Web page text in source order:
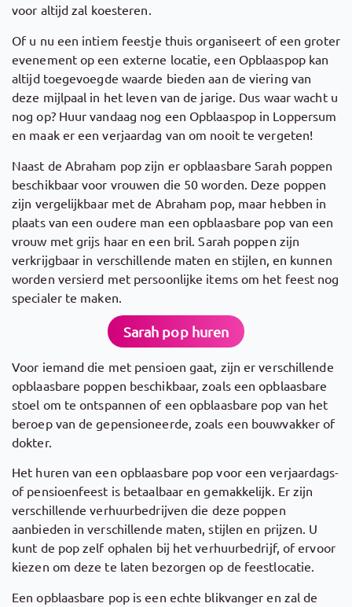
voor altijd zal koesteren.
Of u nu een intiem feestje thuis organiseert of een groter
evenement op een externe locatie, een Opblaaspop kan
altijd toegevoegde waarde bieden aan de viering van
deze mijlpaal in het leven van de jarige. Dus waar wacht u
nog op? Huur vandaag nog een Opblaaspop in Loppersum
en maak er een verjaardag van om nooit te vergeten!
Naast de Abraham pop zijn er opblaasbare Sarah poppen
beschikbaar voor vrouwen die 50 worden. Deze poppen
zijn vergelijkbaar met de Abraham pop, maar hebben in
plaats van een oudere man een opblaasbare pop van een
vrouw met grijs haar en een bril. Sarah poppen zijn
verkrijgbaar in verschillende maten en stijlen, en kunnen
worden versierd met persoonlijke items om het feest nog
specialer te maken.
Sarah pop huren
Voor iemand die met pensioen gaat, zijn er verschillende
opblaasbare poppen beschikbaar, zoals een opblaasbare
stoel om te ontspannen of een opblaasbare pop van het
beroep van de gepensioneerde, zoals een bouwvakker of
dokter.
Het huren van een opblaasbare pop voor een verjaardags-
of pensioenfeest is betaalbaar en gemakkelijk. Er zijn
verschillende verhuurbedrijven die deze poppen
aanbieden in verschillende maten, stijlen en prijzen. U
kunt de pop zelf ophalen bij het verhuurbedrijf, of ervoor
kiezen om deze te laten bezorgen op de feestlocatie.
Een opblaasbare pop is een echte blikvanger en zal de